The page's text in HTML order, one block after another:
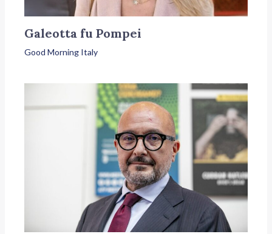
Galeotta fu Pompei
Good Morning Italy